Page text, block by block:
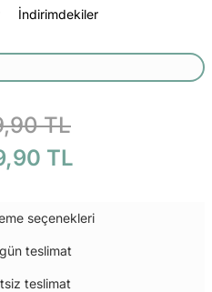
İndirimdekiler
TL
TL
seçenekleri
gün teslimat
teslimat